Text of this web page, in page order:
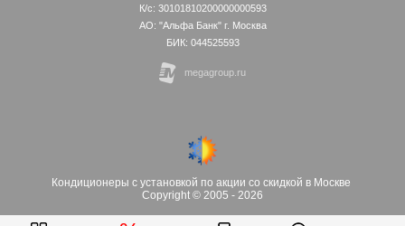
К/с: 30101810200000000593
АО: "Альфа Банк" г. Москва
БИК: 044525593
Кондиционеры с установкой по акции со скидкой в Москве
Copyright © 2005 - 2026